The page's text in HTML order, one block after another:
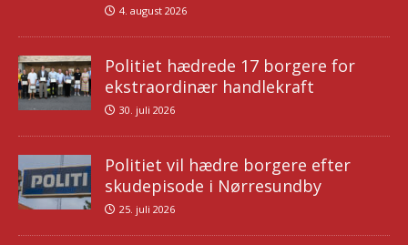
4. august 2026
Politiet hædrede 17 borgere for
ekstraordinær handlekraft
30. juli 2026
Politiet vil hædre borgere efter
skudepisode i Nørresundby
25. juli 2026